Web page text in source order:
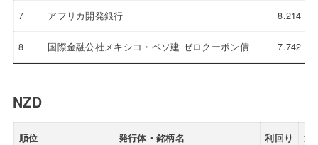
7 アフリカ開発銀行 8.214
8 国際金融公社メキシコ・ペソ建 ゼロクーポン債 7.742
NZD
順位 発行体・銘柄名 利回り 通